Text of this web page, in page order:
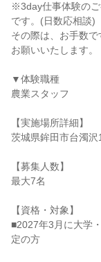
※3day仕事体験の
です。(日数応相談)
その際は、お手数
お願いいたします。
▼体験職種
農業スタッフ
【実施場所詳細】
茨城県鉾田市台濁沢
【募集人数】
最大7名
【資格・対象】
■2027年3月に大学
定の方